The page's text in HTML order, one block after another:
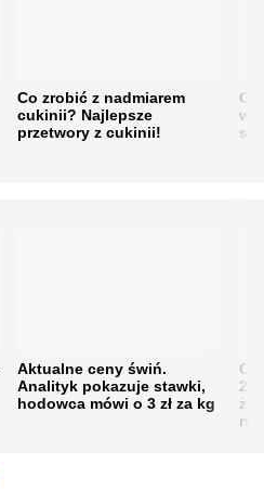
Co zrobić z nadmiarem
cukinii? Najlepsze
przetwory z cukinii!
w
Aktualne ceny świń.
Analityk pokazuje stawki,
hodowca mówi o 3 zł za kg